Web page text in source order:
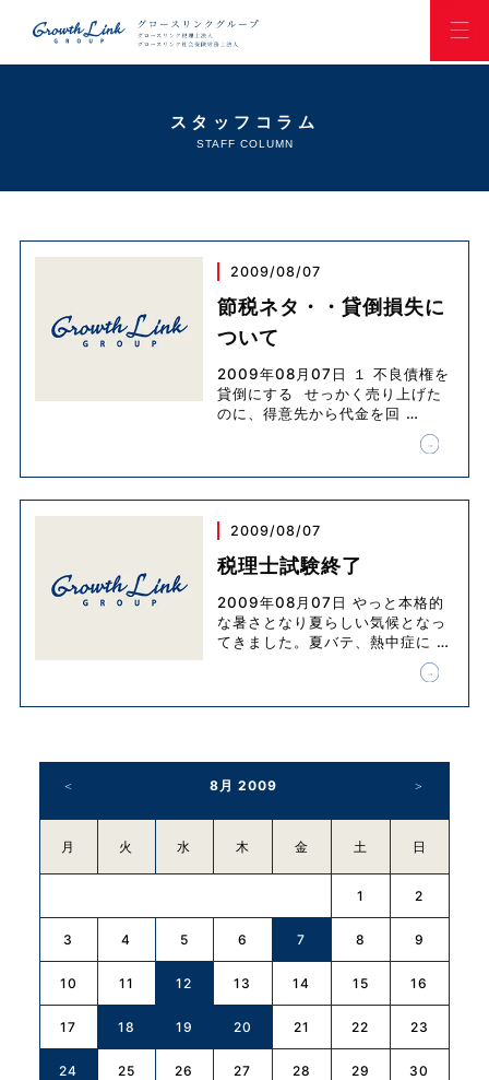
スタッフコラム
STAFF COLUMN
2009/08/07
節税ネタ・・貸倒損失に
ついて
2009年08月07日 １ 不良債権を
貸倒にする せっかく売り上げた
のに、得意先から代金を回 …
2009/08/07
税理士試験終了
2009年08月07日 やっと本格的
な暑さとなり夏らしい気候となっ
てきました。夏バテ、熱中症に …
8月 2009
月 火 水 木 金 土 日
1 2
3 4 5 6 7 8 9
10 11 12 13 14 15 16
17 18 19 20 21 22 23
24 25 26 27 28 29 30